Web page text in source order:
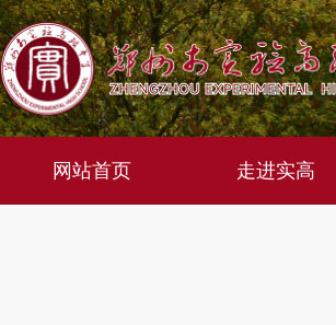
网站首页 走进实高